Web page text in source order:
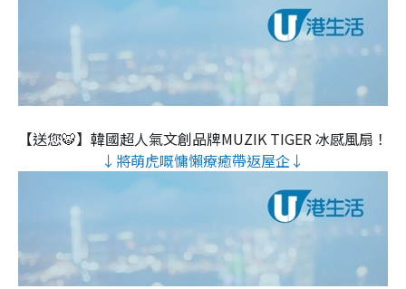
【送您🐯】韓國超人氣文創品牌MUZIK TIGER 冰感風扇！
↓將萌虎嘅慵懶療癒帶返屋企↓